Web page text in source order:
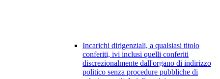
Incarichi dirigenziali, a qualsiasi titolo
conferiti, ivi inclusi quelli conferiti
discrezionalmente dall'organo di indirizzo
politico senza procedure pubbliche di